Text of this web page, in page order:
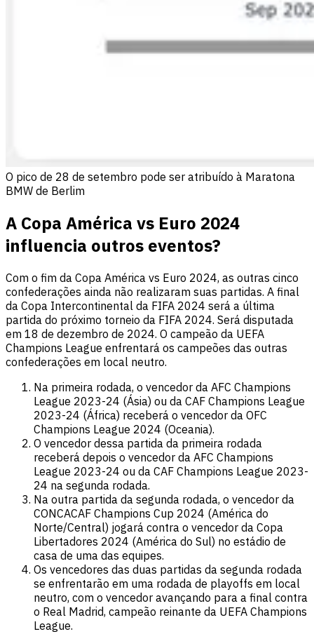
O pico de 28 de setembro pode ser atribuído à Maratona
BMW de Berlim
A Copa América vs Euro 2024
influencia outros eventos?
Com o fim da Copa América vs Euro 2024, as outras cinco
confederações ainda não realizaram suas partidas. A final
da Copa Intercontinental da FIFA 2024 será a última
partida do próximo torneio da FIFA 2024. Será disputada
em 18 de dezembro de 2024. O campeão da UEFA
Champions League enfrentará os campeões das outras
confederações em local neutro.
Na primeira rodada, o vencedor da AFC Champions
League 2023-24 (Ásia) ou da CAF Champions League
2023-24 (África) receberá o vencedor da OFC
Champions League 2024 (Oceania).
O vencedor dessa partida da primeira rodada
receberá depois o vencedor da AFC Champions
League 2023-24 ou da CAF Champions League 2023-
24 na segunda rodada.
Na outra partida da segunda rodada, o vencedor da
CONCACAF Champions Cup 2024 (América do
Norte/Central) jogará contra o vencedor da Copa
Libertadores 2024 (América do Sul) no estádio de
casa de uma das equipes.
Os vencedores das duas partidas da segunda rodada
se enfrentarão em uma rodada de playoffs em local
neutro, com o vencedor avançando para a final contra
o Real Madrid, campeão reinante da UEFA Champions
League.